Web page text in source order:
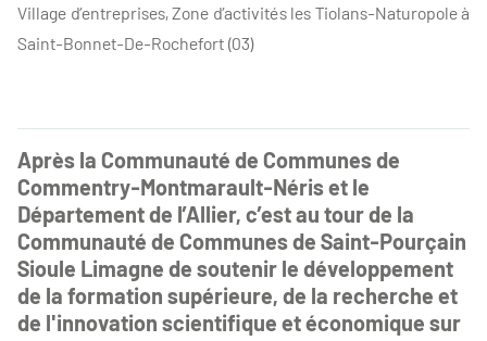
Village d’entreprises, Zone d’activités les Tiolans-Naturopole à
Saint-Bonnet-De-Rochefort (03)
Après la Communauté de Communes de
Commentry-Montmarault-Néris et le
Département de l’Allier, c’est au tour de la
Communauté de Communes de Saint-Pourçain
Sioule Limagne de soutenir le développement
de la formation supérieure, de la recherche et
de l'innovation scientifique et économique sur